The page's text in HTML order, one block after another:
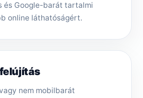
és Google-barát tartalmi
online láthatóságért.
nem mobilbarát